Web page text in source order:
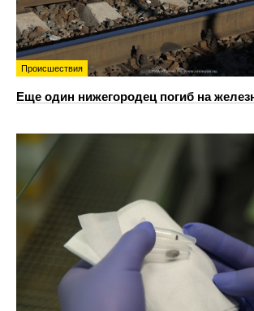
Происшествия
Еще один нижегородец погиб на